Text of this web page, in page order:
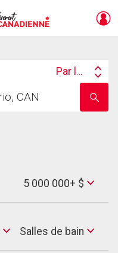
Search
Par lieu
nom
Max
Price
5 000 000+ $
Salles
de
Salles de bain